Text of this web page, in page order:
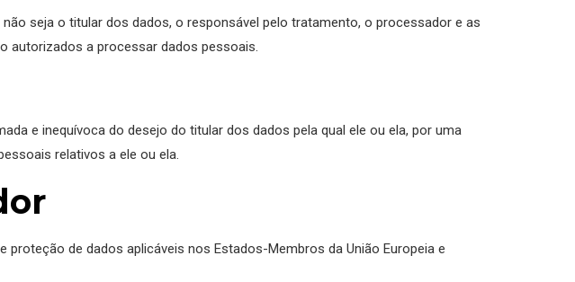
seja o titular dos dados, o responsável pelo tratamento, o processador e as
autorizados a processar dados pessoais.
e inequívoca do desejo do titular dos dados pela qual ele ou ela, por uma
relativos a ele ou ela.
de dados aplicáveis nos Estados-Membros da União Europeia e